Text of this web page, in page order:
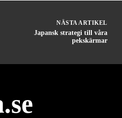
NÄSTA ARTIKEL
Japansk strategi till våra
pekskärmar